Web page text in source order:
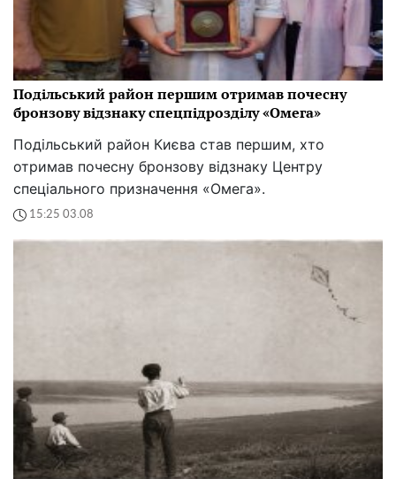
Подільський район першим отримав почесну
бронзову відзнаку спецпідрозділу «Омега»
Подільський район Києва став першим, хто
отримав почесну бронзову відзнаку Центру
спеціального призначення «Омега».
15:25 03.08